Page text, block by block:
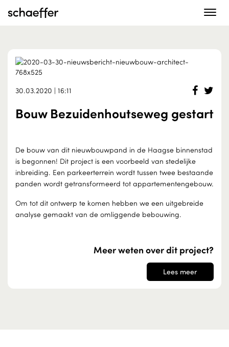
30.03.2020 | 16:11
Bouw Bezuidenhoutseweg gestart
De bouw van dit nieuwbouwpand in de Haagse binnenstad
is begonnen! Dit project is een voorbeeld van stedelijke
inbreiding. Een parkeerterrein wordt tussen twee bestaande
panden wordt getransformeerd tot appartementengebouw.
Om tot dit ontwerp te komen hebben we een uitgebreide
analyse gemaakt van de omliggende bebouwing.
Meer weten over dit project?
Lees meer
Toggle